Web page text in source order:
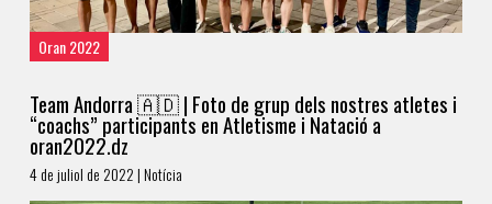
Oran 2022
Team Andorra 🇦🇩 | Foto de grup dels nostres atletes i
“coachs” participants en Atletisme i Natació a
oran2022.dz
4 de juliol de 2022 | Notícia